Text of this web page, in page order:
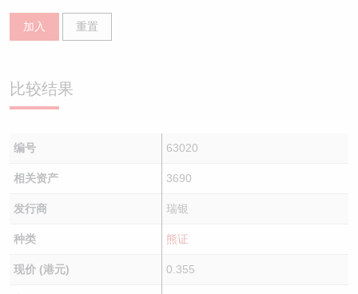
加入 重置
比较结果
编号 63020
相关资产 3690
发行商 瑞银
种类 熊证
现价 (港元) 0.355
牛熊证文件及公告
牛熊证文件及公告 (瑞信)
ADR
收市竞价变化